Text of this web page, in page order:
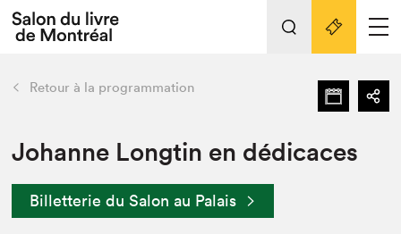
Tout sur l'édition 2022
Actualités
Vidéos et Balados
retour Nos activités
Édition 2022
Liens pratiques
Retour à la programmation
Johanne Longtin en dédicaces
Billetterie du Salon au Palais